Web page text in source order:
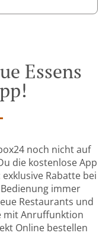
Essens
noch nicht auf
die kostenlose App
Rabatte bei
immer
Restaurants und
mit Anruffunktion
Online bestellen